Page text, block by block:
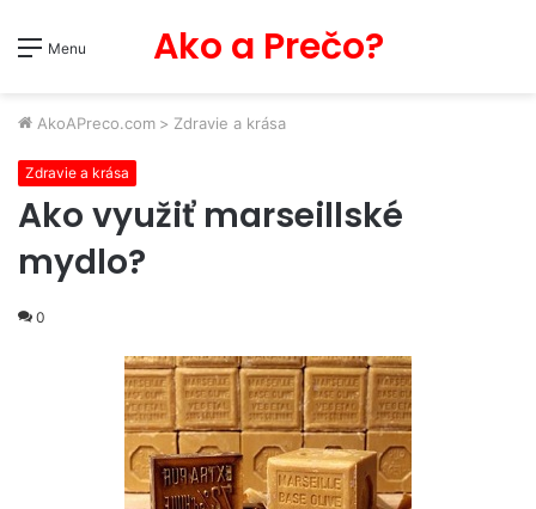
Menu Ako a Prečo?
AkoAPreco.com > Zdravie a krása
Zdravie a krása
Ako využiť marseillské
mydlo?
0